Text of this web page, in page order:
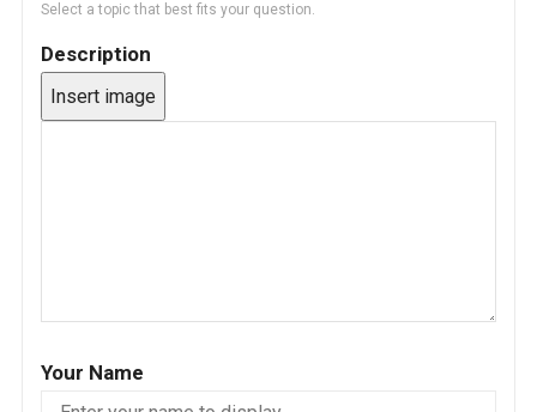
Select a topic that best fits your question.
Description
Insert image
Your Name